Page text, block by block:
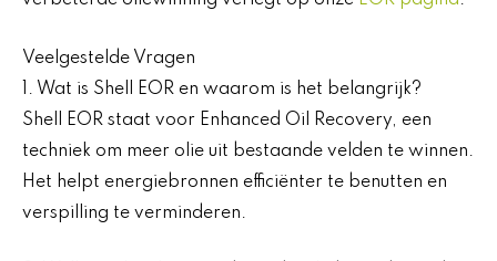
Veelgestelde Vragen
1. Wat is Shell EOR en waarom is het belangrijk?
Shell EOR staat voor Enhanced Oil Recovery, een
techniek om meer olie uit bestaande velden te winnen.
Het helpt energiebronnen efficiënter te benutten en
verspilling te verminderen.